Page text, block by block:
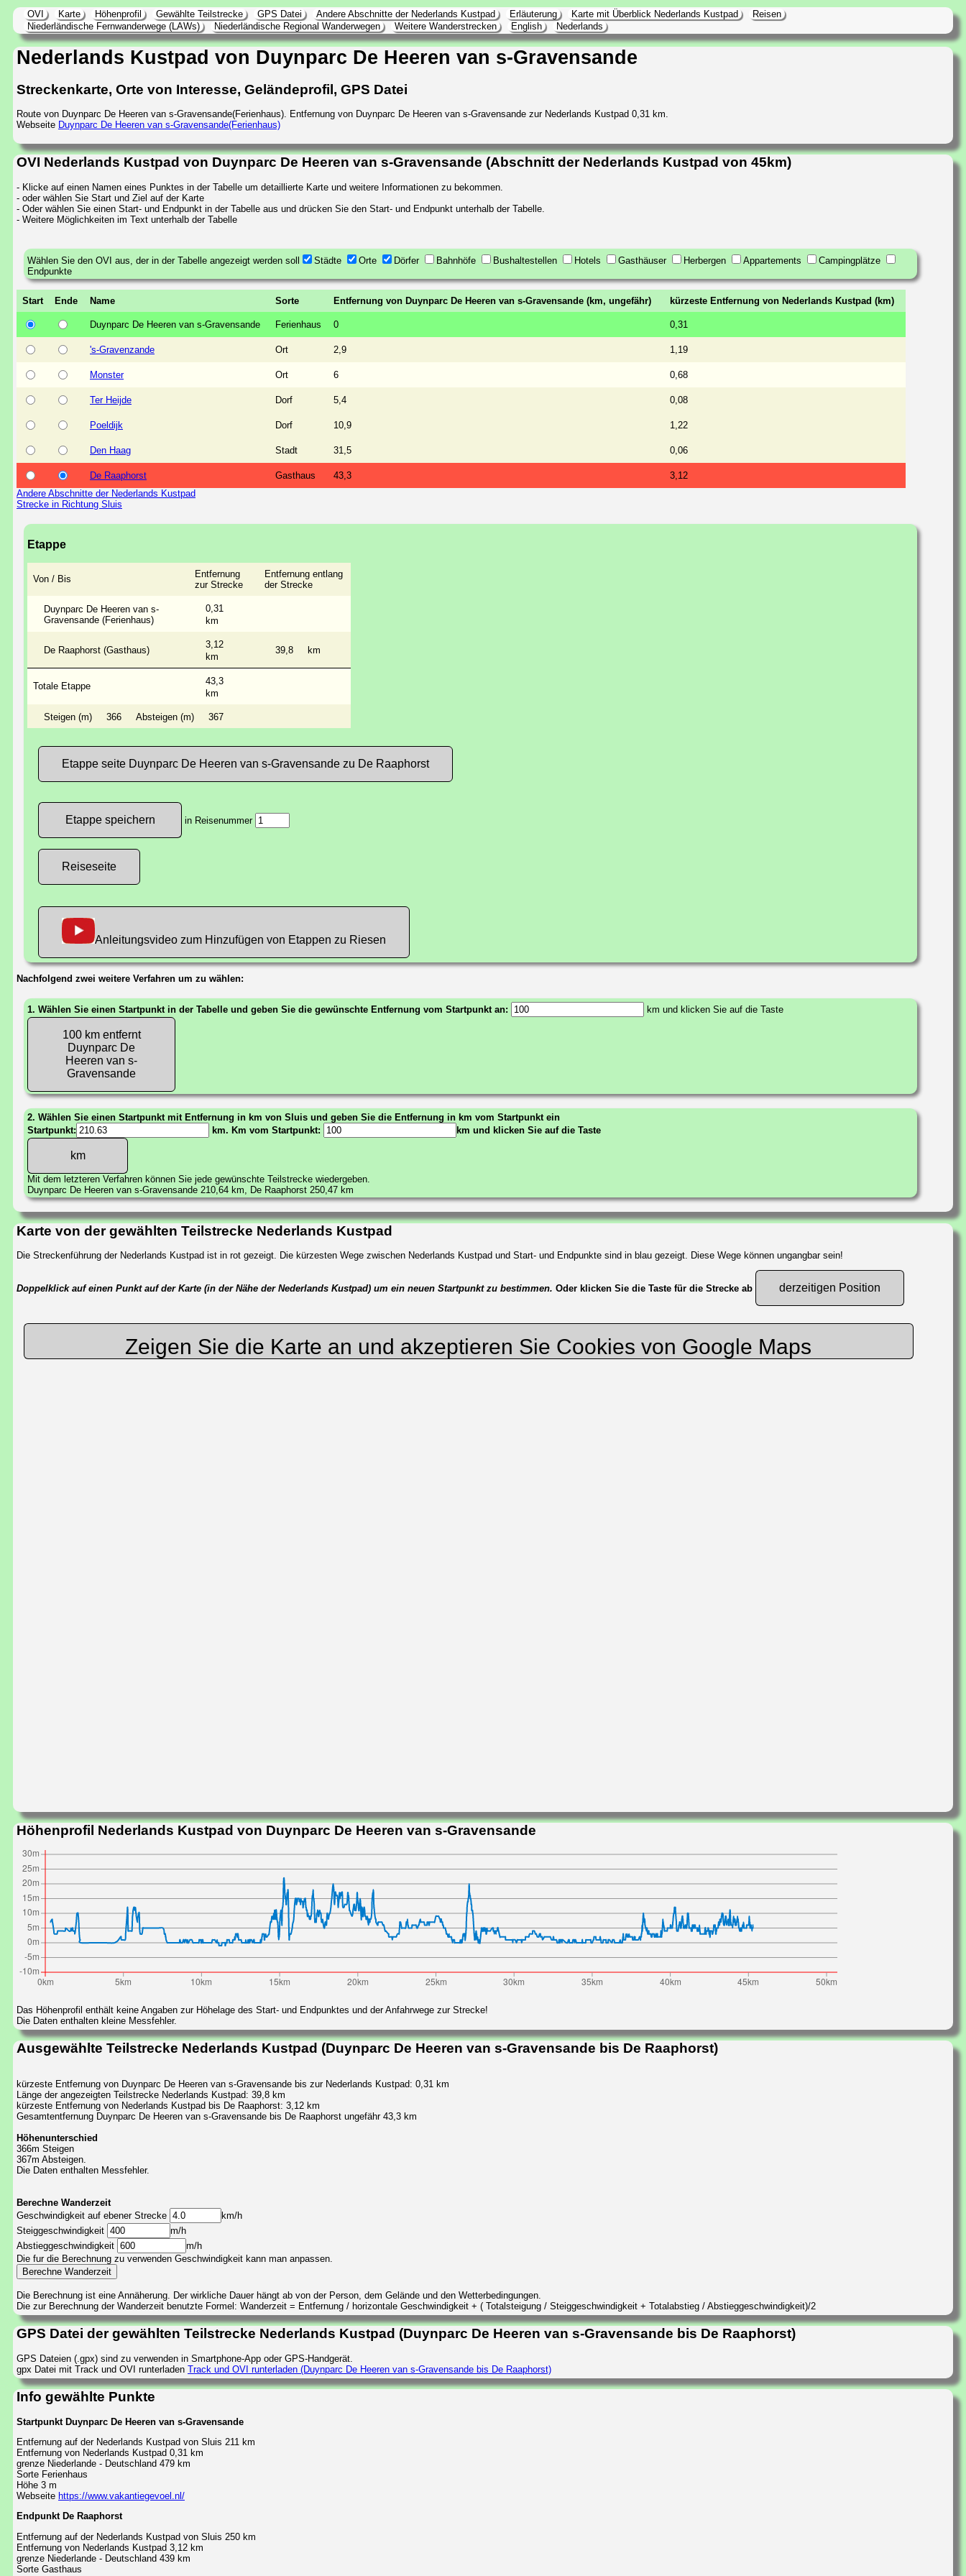
OVI Karte Höhenprofil Gewählte Teilstrecke GPS Datei Andere Abschnitte der Nederlands Kustpad Erläuterung Karte mit Überblick Nederlands Kustpad
Reisen
Niederländische Fernwanderwege (LAWs)
Niederländische Regional Wanderwegen Weitere Wanderstrecken English Nederlands
Nederlands Kustpad von Duynparc De Heeren van s-Gravensande
Streckenkarte, Orte von Interesse, Geländeprofil, GPS Datei
Route von Duynparc De Heeren van s-Gravensande(Ferienhaus). Entfernung von Duynparc De Heeren van s-Gravensande zur Nederlands Kustpad 0,31 km.
Webseite Duynparc De Heeren van s-Gravensande(Ferienhaus)
OVI Nederlands Kustpad von Duynparc De Heeren van s-Gravensande (Abschnitt der Nederlands Kustpad von 45km)
- Klicke auf einen Namen eines Punktes in der Tabelle um detaillierte Karte und weitere Informationen zu bekommen.
- oder wählen Sie Start und Ziel auf der Karte
- Oder wählen Sie einen Start- und Endpunkt in der Tabelle aus und drücken Sie den Start- und Endpunkt unterhalb der Tabelle.
- Weitere Möglichkeiten im Text unterhalb der Tabelle
Wählen Sie den OVI aus, der in der Tabelle angezeigt werden soll Städte Orte Dörfer Bahnhöfe Bushaltestellen Hotels Gasthäuser Herbergen Appartements
Campingplätze
Endpunkte
Start Ende Name Sorte Entfernung von Duynparc De Heeren van s-Gravensande (km, ungefähr) kürzeste Entfernung von Nederlands Kustpad (km)
Duynparc De Heeren van s-Gravensande Ferienhaus 0 0,31
's-Gravenzande Ort 2,9 1,19
Monster Ort 6 0,68
Ter Heijde Dorf 5,4 0,08
Poeldijk Dorf 10,9 1,22
Den Haag Stadt 31,5 0,06
De Raaphorst Gasthaus 43,3
3,12
Andere Abschnitte der Nederlands Kustpad
Strecke in Richtung Sluis
Etappe
Von / Bis
Entfernung
zur Strecke
Entfernung entlang
der Strecke
Duynparc De Heeren van s-
Gravensande (Ferienhaus)
0,31
km
De Raaphorst (Gasthaus)
3,12
km
39,8 km
Totale Etappe
43,3
km
Steigen (m) 366 Absteigen (m) 367
Etappe seite Duynparc De Heeren van s-Gravensande zu De Raaphorst
in Reisenummer
Reiseseite
Anleitungsvideo zum Hinzufügen von Etappen zu Riesen
Nachfolgend zwei weitere Verfahren um zu wählen:
1. Wählen Sie einen Startpunkt in der Tabelle und geben Sie die gewünschte Entfernung vom Startpunkt an: km und klicken Sie auf die Taste
100 km entfernt
Duynparc De
Heeren van s-
Gravensande
2. Wählen Sie einen Startpunkt mit Entfernung in km von Sluis und geben Sie die Entfernung in km vom Startpunkt ein
Startpunkt:
km. Km vom Startpunkt: km und klicken Sie auf die Taste
Mit dem letzteren Verfahren können Sie jede gewünschte Teilstrecke wiedergeben.
Duynparc De Heeren van s-Gravensande 210,64 km, De Raaphorst 250,47 km
Karte von der gewählten Teilstrecke Nederlands Kustpad
Die Streckenführung der Nederlands Kustpad ist in rot gezeigt. Die kürzesten Wege zwischen Nederlands Kustpad und Start- und Endpunkte sind in blau gezeigt. Diese Wege können ungangbar sein!
Doppelklick auf einen Punkt auf der Karte (in der Nähe der Nederlands Kustpad) um ein neuen Startpunkt zu bestimmen. Oder klicken Sie die Taste für die Strecke ab derzeitigen Position
Zeigen Sie die Karte an und akzeptieren Sie Cookies von Google Maps
Höhenprofil Nederlands Kustpad von Duynparc De Heeren van s-Gravensande
Das Höhenprofil enthält keine Angaben zur Höhelage des Start- und Endpunktes und der Anfahrwege zur Strecke!
Die Daten enthalten kleine Messfehler.
Ausgewählte Teilstrecke Nederlands Kustpad (Duynparc De Heeren van s-Gravensande bis De Raaphorst)
kürzeste Entfernung von Duynparc De Heeren van s-Gravensande bis zur Nederlands Kustpad: 0,31 km
Länge der angezeigten Teilstrecke Nederlands Kustpad: 39,8 km
kürzeste Entfernung von Nederlands Kustpad bis De Raaphorst: 3,12 km
Gesamtentfernung Duynparc De Heeren van s-Gravensande bis De Raaphorst ungefähr 43,3 km
Höhenunterschied
366m Steigen
367m Absteigen.
Die Daten enthalten Messfehler.
Berechne Wanderzeit
Geschwindigkeit auf ebener Strecke
km/h
Steiggeschwindigkeit
m/h
Abstieggeschwindigkeit
m/h
Die fur die Berechnung zu verwenden Geschwindigkeit kann man anpassen.
Die Berechnung ist eine Annäherung. Der wirkliche Dauer hängt ab von der Person, dem Gelände und den Wetterbedingungen.
Die zur Berechnung der Wanderzeit benutzte Formel: Wanderzeit = Entfernung / horizontale Geschwindigkeit + ( Totalsteigung / Steiggeschwindigkeit + Totalabstieg / Abstieggeschwindigkeit)/2
GPS Datei der gewählten Teilstrecke Nederlands Kustpad (Duynparc De Heeren van s-Gravensande bis De Raaphorst)
GPS Dateien (.gpx) sind zu verwenden in Smartphone-App oder GPS-Handgerät.
gpx Datei mit Track und OVI runterladen Track und OVI runterladen (Duynparc De Heeren van s-Gravensande bis De Raaphorst)
Info gewählte Punkte
Startpunkt Duynparc De Heeren van s-Gravensande
Entfernung auf der Nederlands Kustpad von Sluis 211 km
Entfernung von Nederlands Kustpad 0,31 km
grenze Niederlande - Deutschland 479 km
Sorte Ferienhaus
Höhe 3 m
Webseite https://www.vakantiegevoel.nl/
Endpunkt De Raaphorst
Entfernung auf der Nederlands Kustpad von Sluis 250 km
Entfernung von Nederlands Kustpad 3,12 km
grenze Niederlande - Deutschland 439 km
Sorte Gasthaus